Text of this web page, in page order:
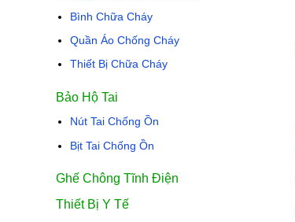
Bình Chữa Cháy
Quần Áo Chống Cháy
Thiết Bị Chữa Cháy
Bảo Hộ Tai
Nút Tai Chống Ồn
Bịt Tai Chống Ồn
Ghế Chông Tĩnh Điện
Thiết Bị Y Tế